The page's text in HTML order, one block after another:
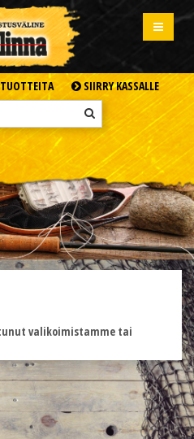
SIIRRY KASSALLE
valikoimistamme tai